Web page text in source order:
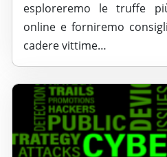
esploreremo le truffe
online e forniremo
cadere vittime…